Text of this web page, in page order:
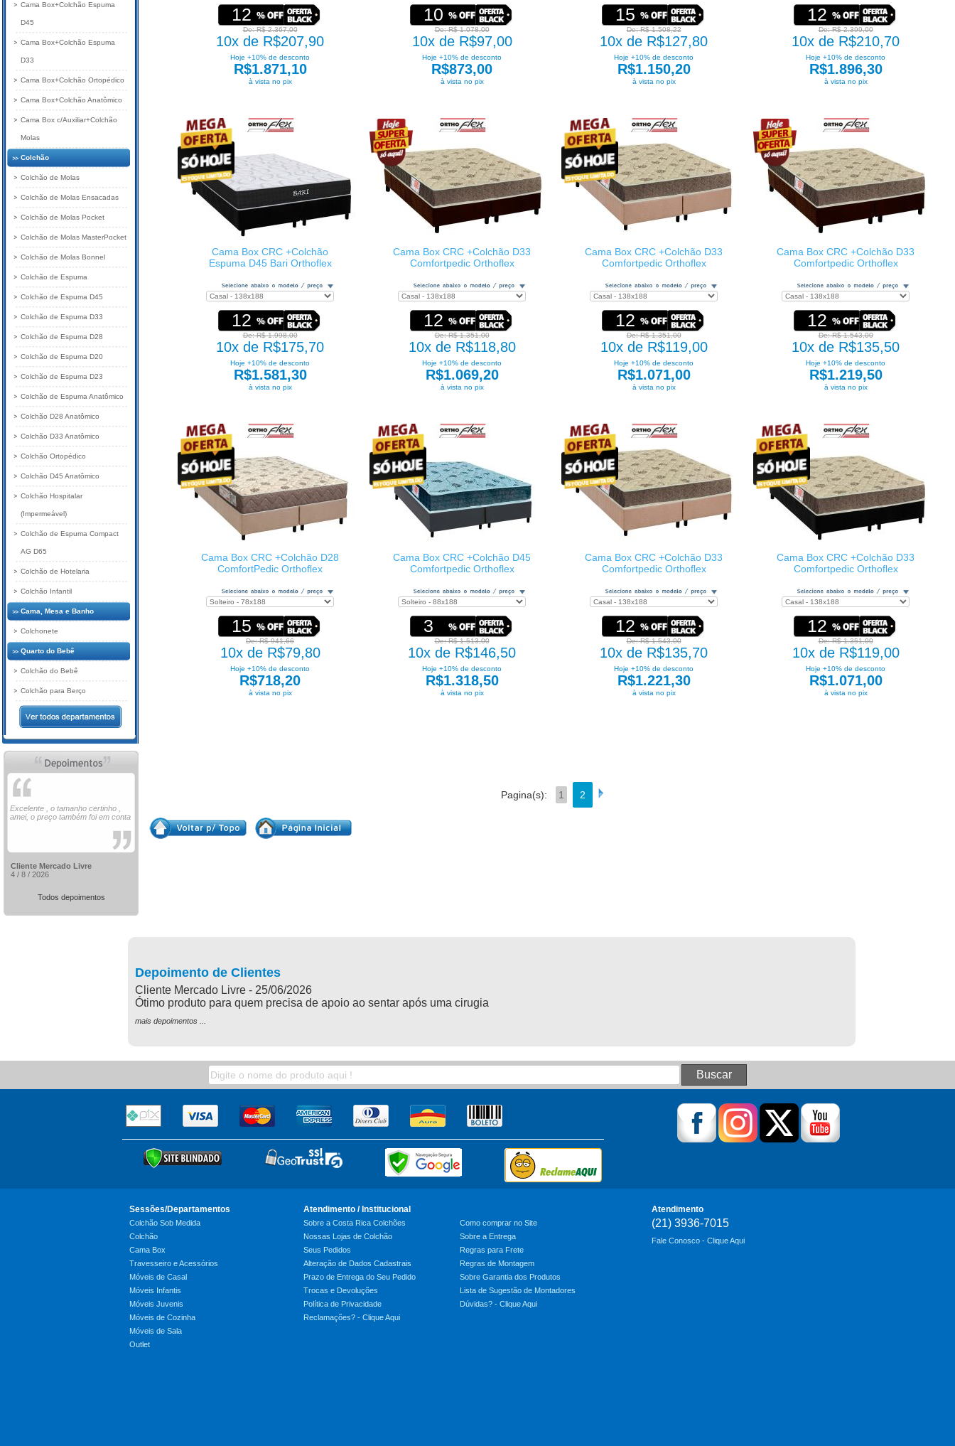
12
De: R$ 2.367,00
10x de R$207,90
Hoje +10% de desconto
R$1.871,10
à vista no pix
10
De: R$ 1.078,00
10x de R$97,00
Hoje +10% de desconto
R$873,00
à vista no pix
15
De: R$ 1.508,22
10x de R$127,80
Hoje +10% de desconto
R$1.150,20
à vista no pix
12
De: R$ 2.399,00
10x de R$210,70
Hoje +10% de desconto
R$1.896,30
à vista no pix
Cama Box CRC +Colchão
Espuma D45 Bari Orthoflex
12
De: R$ 1.998,00
10x de R$175,70
Hoje +10% de desconto
R$1.581,30
à vista no pix
Cama Box CRC +Colchão D33
Comfortpedic Orthoflex
12
De: R$ 1.351,00
10x de R$118,80
Hoje +10% de desconto
R$1.069,20
à vista no pix
Cama Box CRC +Colchão D33
Comfortpedic Orthoflex
12
De: R$ 1.351,00
10x de R$119,00
Hoje +10% de desconto
R$1.071,00
à vista no pix
Cama Box CRC +Colchão D33
Comfortpedic Orthoflex
12
De: R$ 1.543,00
10x de R$135,50
Hoje +10% de desconto
R$1.219,50
à vista no pix
Cama Box CRC +Colchão D28
ComfortPedic Orthoflex
15
De: R$ 941,66
10x de R$79,80
Hoje +10% de desconto
R$718,20
à vista no pix
Cama Box CRC +Colchão D45
Comfortpedic Orthoflex
3
De: R$ 1.513,00
10x de R$146,50
Hoje +10% de desconto
R$1.318,50
à vista no pix
Cama Box CRC +Colchão D33
Comfortpedic Orthoflex
12
De: R$ 1.543,00
10x de R$135,70
Hoje +10% de desconto
R$1.221,30
à vista no pix
Cama Box CRC +Colchão D33
Comfortpedic Orthoflex
12
De: R$ 1.351,00
10x de R$119,00
Hoje +10% de desconto
R$1.071,00
à vista no pix
Pagina(s): 1 2
Cama Box+Colchão Espuma
D45
Cama Box+Colchão Espuma
D33
Cama Box+Colchão Ortopédico
Cama Box+Colchão Anatômico
Cama Box c/Auxiliar+Colchão
Molas
Colchão
Colchão de Molas
Colchão de Molas Ensacadas
Colchão de Molas Pocket
Colchão de Molas MasterPocket
Colchão de Molas Bonnel
Colchão de Espuma
Colchão de Espuma D45
Colchão de Espuma D33
Colchão de Espuma D28
Colchão de Espuma D20
Colchão de Espuma D23
Colchão de Espuma Anatômico
Colchão D28 Anatômico
Colchão D33 Anatômico
Colchão Ortopédico
Colchão D45 Anatômico
Colchão Hospitalar
(Impermeável)
Colchão de Espuma Compact
AG D65
Colchão de Hotelaria
Colchão Infantil
Cama, Mesa e Banho
Colchonete
Quarto do Bebê
Colchão do Bebê
Colchão para Berço
Excelente , o tamanho certinho ,
amei, o preço também foi em conta
Cliente Mercado Livre
4 / 8 / 2026
Todos depoimentos
Depoimento de Clientes
Cliente Mercado Livre - 25/06/2026
Ótimo produto para quem precisa de apoio ao sentar após uma cirugia
mais depoimentos ...
Sessões/Departamentos
Colchão Sob Medida
Colchão
Cama Box
Travesseiro e Acessórios
Móveis de Casal
Móveis Infantis
Móveis Juvenis
Móveis de Cozinha
Móveis de Sala
Outlet
Atendimento / Institucional
Sobre a Costa Rica Colchões
Nossas Lojas de Colchão
Seus Pedidos
Alteração de Dados Cadastrais
Prazo de Entrega do Seu Pedido
Trocas e Devoluções
Política de Privacidade
Reclamações? - Clique Aqui
Como comprar no Site
Sobre a Entrega
Regras para Frete
Regras de Montagem
Sobre Garantia dos Produtos
Lista de Sugestão de Montadores
Dúvidas? - Clique Aqui
Atendimento
(21) 3936-7015
Fale Conosco - Clique Aqui